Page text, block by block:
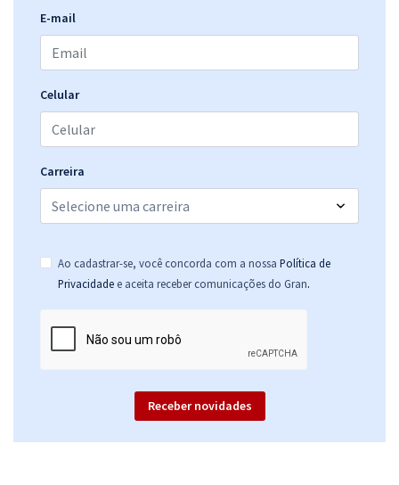
Consumidor - Conhecimentos Específicos para o cargo de Analista
R$ 319,92à vista
Economize R$ 79,98 (-20%)
Comprar
PROCON RJ - Instituto Estadual de Proteção e Defesa do
23,99
Comprar
E-mail
Celular
Carreira
Ao cadastrar-se, você concorda com a nossa Política de
Privacidade e aceita receber comunicações do Gran.
Receber novidades